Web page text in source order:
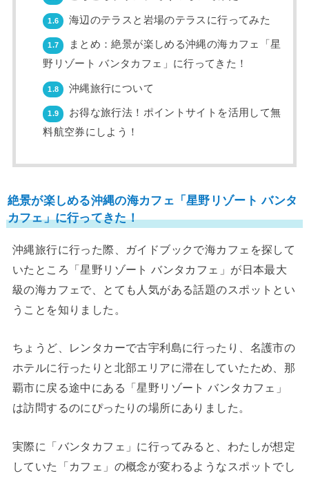
1.6 海辺のテラスと岩場のテラスに行ってみた
1.7
まとめ：絶景が楽しめる沖縄の海カフェ「星
野リゾート バンタカフェ」に行ってきた！
1.8 沖縄旅行について
1.9
お得な旅行法！ポイントサイトを活用して無
料航空券にしよう！
絶景が楽しめる沖縄の海カフェ「星野リゾート バンタ
カフェ」に行ってきた！
沖縄旅行に行った際、ガイドブックで海カフェを探して
いたところ「星野リゾート バンタカフェ」が日本最大
級の海カフェで、とても人気がある話題のスポットとい
うことを知りました。
ちょうど、レンタカーで古宇利島に行ったり、名護市の
ホテルに行ったりと北部エリアに滞在していたため、那
覇市に戻る途中にある「星野リゾート バンタカフェ」
は訪問するのにぴったりの場所にありました。
実際に「バンタカフェ」に行ってみると、わたしが想定
していた「カフェ」の概念が変わるようなスポットでし